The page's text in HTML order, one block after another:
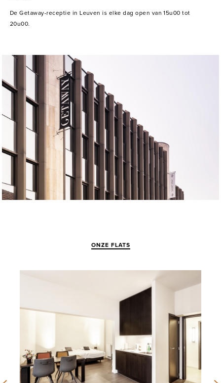
De Getaway-receptie in Leuven is elke dag open van 15u00 tot
20u00.
ONZE FLATS